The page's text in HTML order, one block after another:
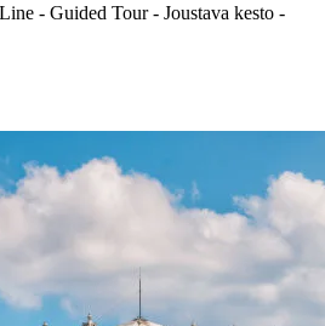
- Guided Tour - Joustava kesto -